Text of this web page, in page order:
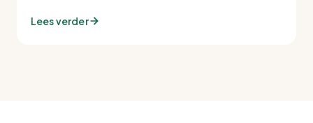
Lees verder